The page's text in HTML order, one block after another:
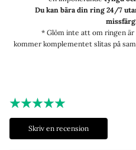
Du kan bära din ring 24/7
* Glöm inte att om ringen
kommer komplementet slitas på
Skriv en recension